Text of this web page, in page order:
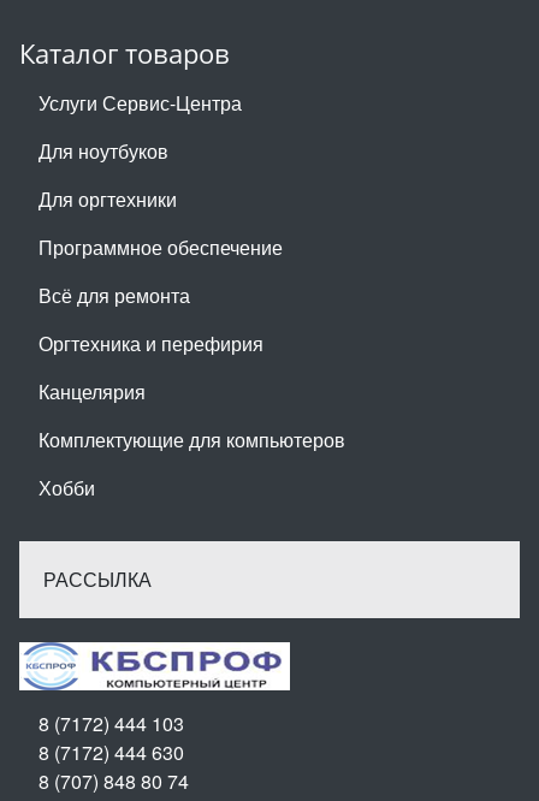
Каталог товаров
Услуги Сервис-Центра
Для ноутбуков
Для оргтехники
Программное обеспечение
Всё для ремонта
Оргтехника и перефирия
Канцелярия
Комплектующие для компьютеров
Хобби
РАССЫЛКА
8 (7172) 444 103
8 (7172) 444 630
8 (707) 848 80 74